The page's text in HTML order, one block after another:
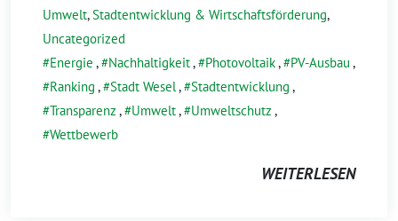
Umwelt,Stadtentwicklung & Wirtschaftsförderung,
Uncategorized
Energie , Nachhaltigkeit, Photovoltaik, PV-Ausbau ,
Ranking , Stadt Wesel, Stadtentwicklung ,
Transparenz , Umwelt, Umweltschutz ,
Wettbewerb
WEITERLESEN